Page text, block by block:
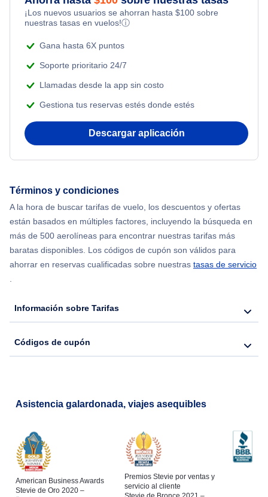
¡Los nuevos usuarios se ahorran hasta $100 sobre
nuestras tasas en vuelos!ⓘ
Gana hasta 6X puntos
Soporte prioritario 24/7
Llamadas desde la app sin costo
Gestiona tus reservas estés donde estés
Descargar aplicación
Términos y condiciones
A la hora de buscar tarifas de vuelo, los descuentos y ofertas
están basados en múltiples factores, incluyendo la búsqueda en
más de 500 aerolíneas para encontrar nuestras tarifas más
baratas disponibles. Los códigos de cupón son válidos para
ahorrar en reservas cualificadas sobre nuestras tasas de servicio
.
Información sobre Tarifas
Códigos de cupón
Asistencia galardonada, viajes asequibles
American Business Awards
Stevie de Oro 2020 –
Premios Stevie por ventas y
servicio al cliente